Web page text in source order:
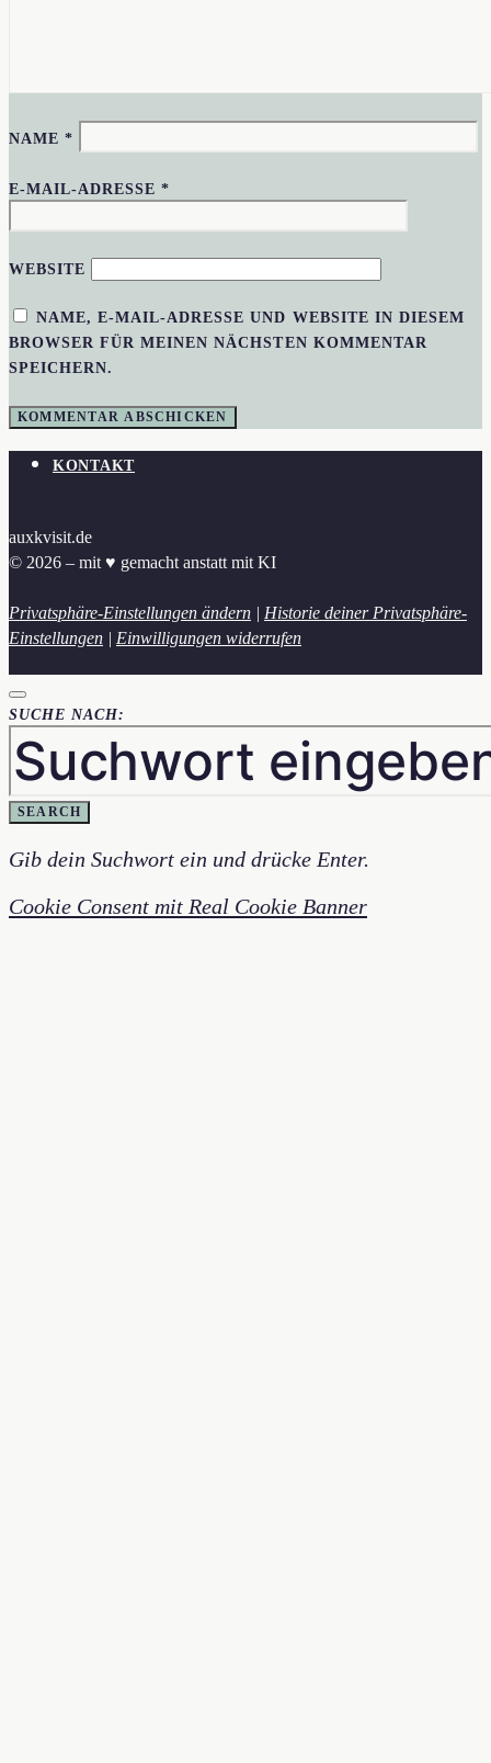
NAME*
E-MAIL-ADRESSE*
WEBSITE
NAME, E-MAIL-ADRESSE UND WEBSITE IN DIESEM
BROWSER FÜR MEINEN NÄCHSTEN KOMMENTAR
SPEICHERN.
KONTAKT
auxkvisit.de
© 2026 – mit ♥︎ gemacht anstatt mit KI
Privatsphäre-Einstellungen ändern | Historie deiner Privatsphäre-
Einstellungen | Einwilligungen widerrufen
SUCHE NACH:
SEARCH
Gib dein Suchwort ein und drücke Enter.
Cookie Consent mit Real Cookie Banner